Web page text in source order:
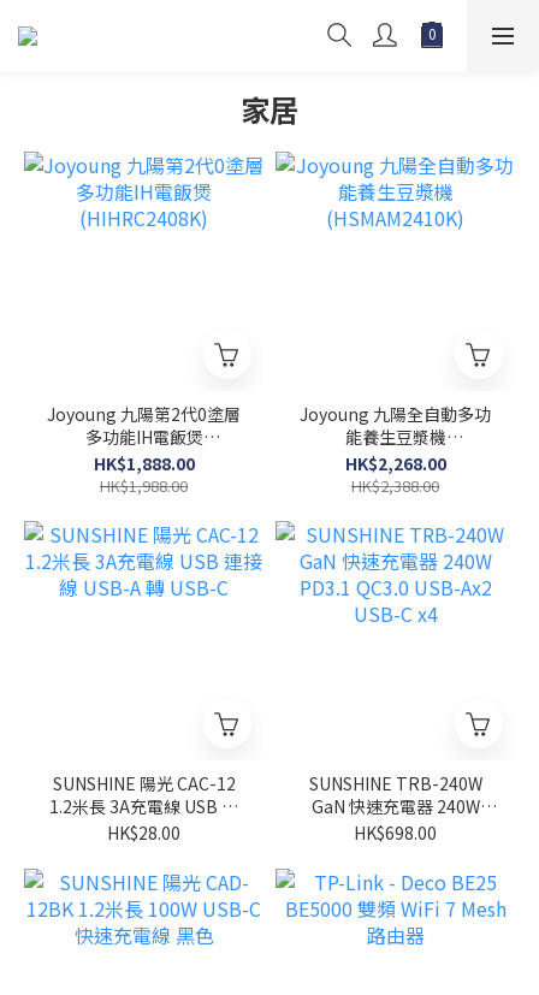
家居
Joyoung 九陽第2代0塗層
多功能IH電飯煲
(HIHRC2408K)
HK$1,888.00
HK$1,988.00
Joyoung 九陽全自動多功
能養生豆漿機
(HSMAM2410K)
HK$2,268.00
HK$2,388.00
SUNSHINE 陽光 CAC-12
1.2米長 3A充電線 USB 連
接線 USB-A 轉 USB-C
HK$28.00
SUNSHINE TRB-240W
GaN 快速充電器 240W
PD3.1 QC3.0 USB-Ax2
HK$698.00